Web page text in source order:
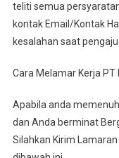
teliti semua
kontak Email/Kontak
kesalahan saat
Cara Melamar Kerja PT
Aраbіlа anda
dan Anda berminat
Silahkan Kirim